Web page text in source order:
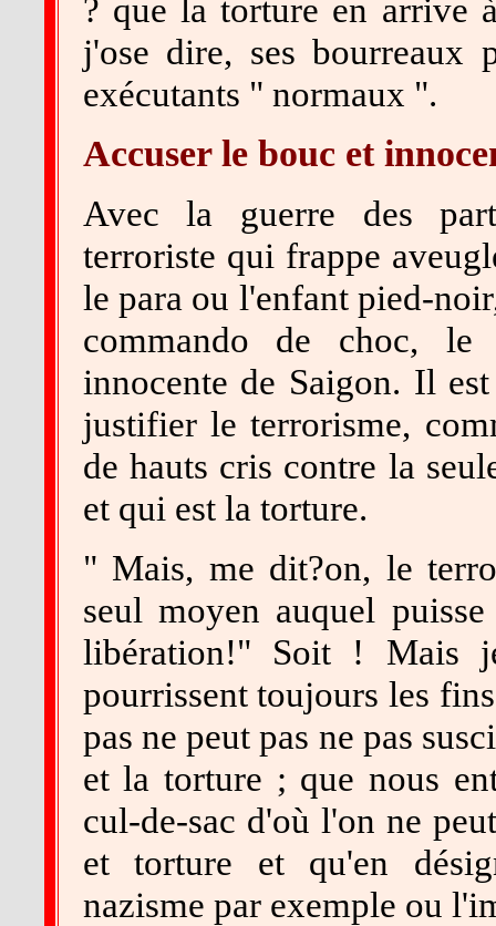
? que la torture en arrive
j'ose dire, ses bourreaux
exécutants " normaux ".
Accuser le bouc et
Avec la guerre des
terroriste qui frappe
le para ou l'enfant pied-
commando de choc,
innocente de Saigon. Il
justifier le terrorisme,
de hauts cris contre la
et qui est la torture.
" Mais, me dit?on, le
seul moyen auquel
libération!" Soit ! Mais
pourrissent toujours les
pas ne peut pas ne pas
et la torture ; que nous
cul-de-sac d'où l'on ne
et torture et qu'en
nazisme par exemple ou